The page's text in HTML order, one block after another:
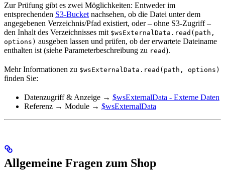
Zur Prüfung gibt es zwei Möglichkeiten: Entweder im
entsprechenden S3-Bucket nachsehen, ob die Datei unter dem
angegebenen Verzeichnis/Pfad existiert, oder – ohne S3-Zugriff –
den Inhalt des Verzeichnisses mit $wsExternalData.read(path,
options) ausgeben lassen und prüfen, ob der erwartete Dateiname
enthalten ist (siehe Parameterbeschreibung zu read).
Mehr Informationen zu $wsExternalData.read(path, options)
finden Sie:
Datenzugriff & Anzeige → $wsExternalData - Externe Daten
Referenz → Module → $wsExternalData
Allgemeine Fragen zum Shop